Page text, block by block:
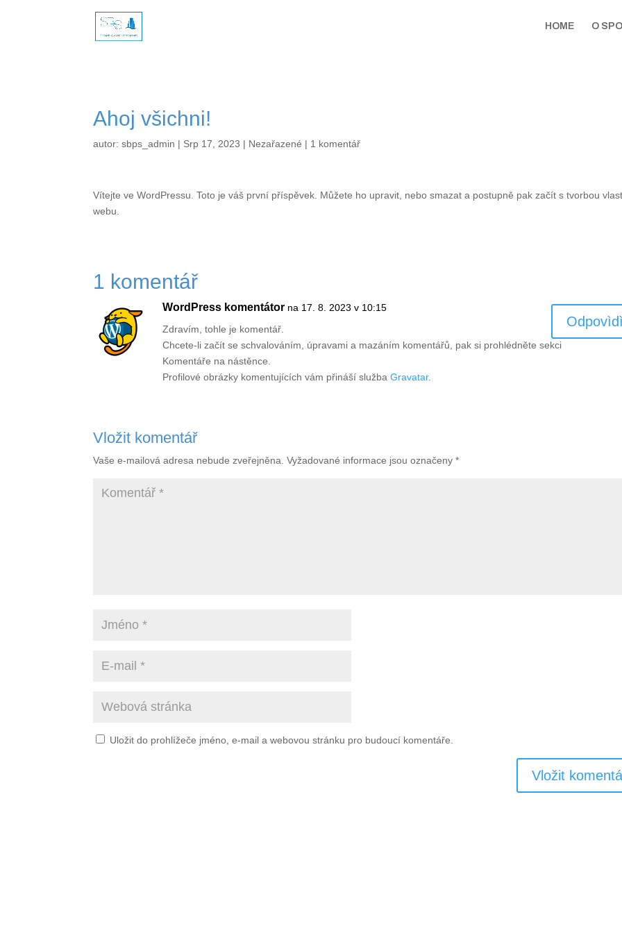
HOME O
Ahoj všichni!
autor:sbps_admin | Srp 17, 2023 | Nezařazené | 1 komentář
Vítejte ve WordPressu. Toto je váš první příspěvek. Můžete ho upravit, nebo smazat a postupně pak začít s tvorbou
webu.
1 komentář
WordPress komentátor na 17. 8. 2023 v 10:15
Zdravím, tohle je komentář.
Chcete-li začít se schvalováním, úpravami a mazáním komentářů, pak si prohlédněte sekci
Komentáře na nástěnce.
Profilové obrázky komentujících vám přináší službaGravatar.
Vložit komentář
Vaše e-mailová adresa nebude zveřejněna. Vyžadované informace jsou označeny*
Uložit do prohlížeče jméno, e-mail a webovou stránku pro budoucí komentáře.